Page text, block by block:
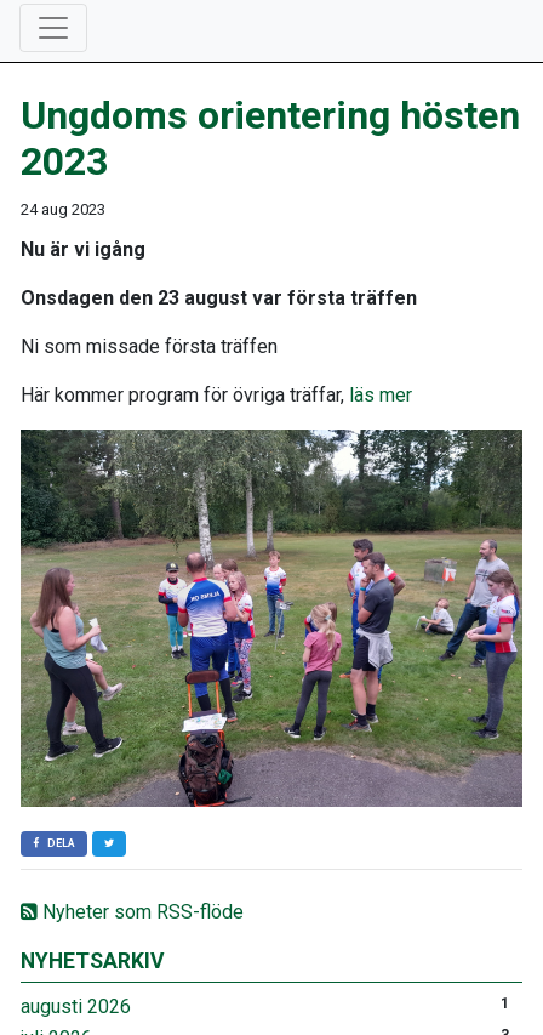
Nyheter som RSS-flöde
NYHETSARKIV
augusti 2026 1
Ungdoms orientering hösten
2023
24 aug 2023
Nu är vi igång
Onsdagen den 23 august var första träffen
Ni som missade första träffen
Här kommer program för övriga träffar, läs mer
DELA